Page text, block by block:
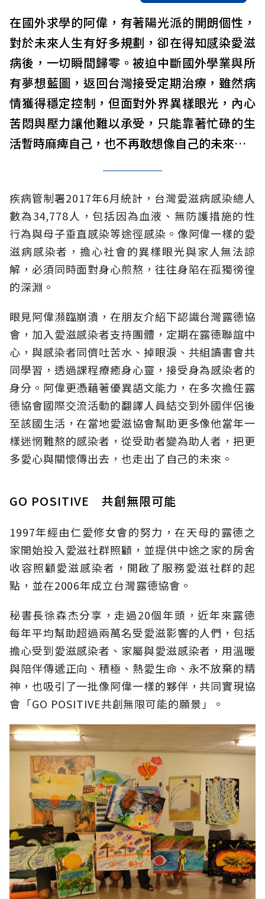
在國外求學的阿偉，有著陽光派的開朗個性，
對於未來人生有好多規劃，卻在得知感染愛滋
病後，一切瞬間歸零。被迫中斷國外學業與所
有夢想藍圖，返回台灣接受定期治療，雖然病
情獲得穩定控制，但面對外界異樣眼光，內心
苦悶與壓力讓他難以承受，只能靠著忙碌的生
活暫時麻痺自己，也不再敢想像自己的未來…
疾病管制署2017年6月統計，台灣愛滋病感染總人
數為34,778人，包括因為血液、無防護措施的性
行為與母子垂直感染等途徑感染。像阿偉一樣的愛
滋病感染者，擔心社會的異樣眼光與家人無法諒
解，必須同時面對身心煎熬，往往身陷在孤獨徬徨
的深淵。
眼見阿偉瀕臨崩潰，在朋友介紹下認識台灣露德協
會，加入愛滋感染者支持團體，定期在露德聯誼中
心，與感染者同儕吐苦水、掉眼淚、共組讀書會共
同學習，透過課程療癒身心靈，接受身為感染者的
身分。阿偉更憑藉著優異語文能力，在多次擔任露
德協會國際交流活動的翻譯人員結交到外國伴侶後
至該國生活，在當地愛滋協會幫助更多像他當年一
樣迷惘難熬的感染者，從受助者變為助人者，把更
多愛心與關懷傳出去，也走出了自己的未來。
GO POSITIVE 共創無限可能
1997年經由仁愛修女會的努力，在天母的露德之
家開始投入愛滋社群照顧，並提供中途之家的房舍
收容照顧愛滋感染者，開啟了服務愛滋社群的起
點，並在2006年成立台灣露德協會。
秘書長徐森杰分享，走過20個年頭，近年來露德
每年平均幫助超過兩萬名受愛滋影響的人們，包括
擔心受到愛滋感染者、家屬與愛滋感染者，用溫暖
與陪伴傳遞正向、積極、熱愛生命、永不放棄的精
神，也吸引了一批像阿偉一樣的夥伴，共同實現協
會「GO POSITIVE共創無限可能的願景」。